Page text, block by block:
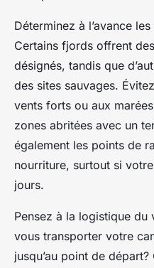
Déterminez à l’avance les
Certains fjords offrent
désignés, tandis que
des sites sauvages.
vents forts ou aux
zones abritées avec un
également les points de
nourriture, surtout si
jours.
Pensez à la logistique
vous transporter votre
jusqu’au point de